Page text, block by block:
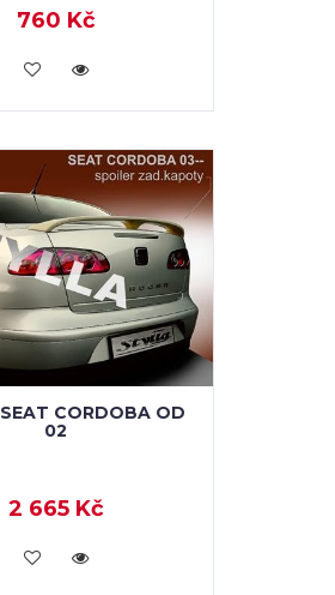
760 Kč
DO KOŠÍKU
CORDOBA OD
02
2 665 Kč
DO KOŠÍKU